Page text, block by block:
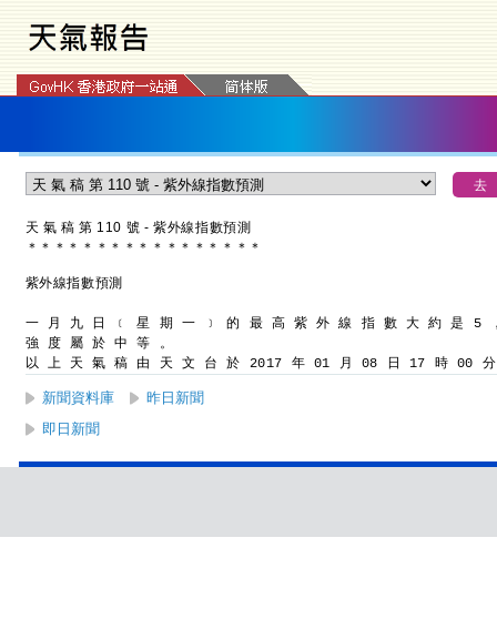
天 氣 稿 第 110 號 - 紫外線指數預測
＊ ＊ ＊ ＊ ＊ ＊ ＊ ＊ ＊ ＊ ＊ ＊ ＊ ＊ ＊ ＊ ＊
紫外線指數預測
一 月 九 日 ﹝ 星 期 一 ﹞ 的 最 高 紫 外 線 指 數 大 約 是 5
強 度 屬 於 中 等 。
以 上 天 氣 稿 由 天 文 台 於 2017 年 01 月 08 日 17 時 00
新聞資料庫
昨日新聞
即日新聞